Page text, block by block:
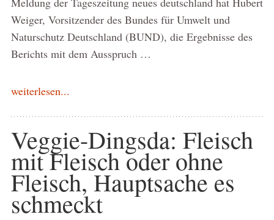
Weiger, Vorsitzender des Bundes für Umwelt und
Naturschutz Deutschland (BUND), die Ergebnisse des
Berichts mit dem Ausspruch …
weiterlesen...
Veggie-Dingsda: Fleisch
mit Fleisch oder ohne
Fleisch, Hauptsache es
schmeckt